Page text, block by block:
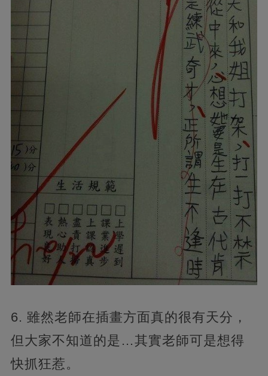
6. 雖然老師在插畫方面真的很有天分，
但大家不知道的是…其實老師可是想得
快抓狂惹。